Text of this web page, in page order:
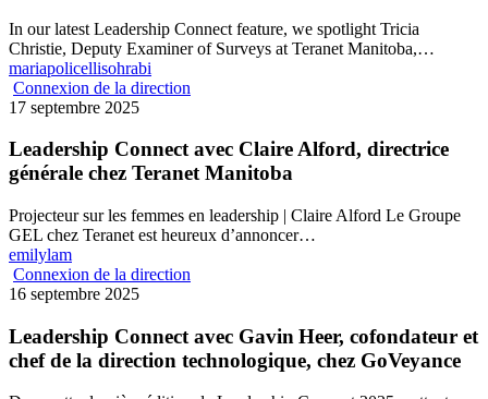
In our latest Leadership Connect feature, we spotlight Tricia
Christie, Deputy Examiner of Surveys at Teranet Manitoba,…
mariapolicellisohrabi
Connexion de la direction
17 septembre 2025
Leadership Connect avec Claire Alford, directrice
générale chez Teranet Manitoba
Projecteur sur les femmes en leadership | Claire Alford Le Groupe
GEL chez Teranet est heureux d’annoncer…
emilylam
Connexion de la direction
16 septembre 2025
Leadership Connect avec Gavin Heer, cofondateur et
chef de la direction technologique, chez GoVeyance